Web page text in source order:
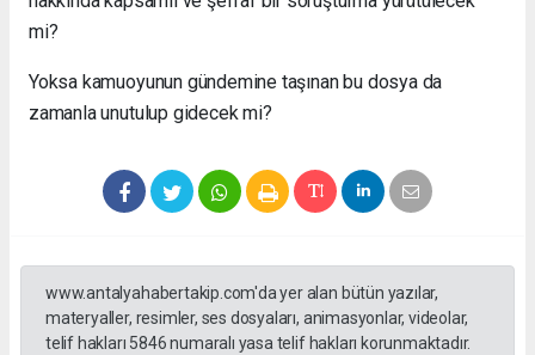
mi?
Yoksa kamuoyunun gündemine taşınan bu dosya da
zamanla unutulup gidecek mi?
www.antalyahabertakip.com'da yer alan bütün yazılar,
materyaller, resimler, ses dosyaları, animasyonlar, videolar,
telif hakları 5846 numaralı yasa telif hakları korunmaktadır.